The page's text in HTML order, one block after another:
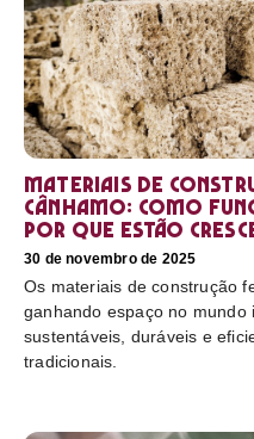
Materiais de
cânhamo: como
por que estão
30 de novembro de 2025
Os materiais de construção
ganhando espaço no
sustentáveis, duráveis e
tradicionais.